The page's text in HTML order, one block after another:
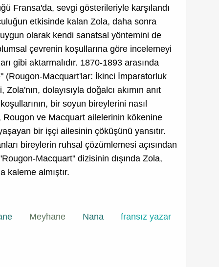
Fransa'da, sevgi gösterileriyle karşılandı
etkisinde kalan Zola, daha sonra
olarak kendi sanatsal yöntemini de
çevrenin koşullarına göre incelemeyi
gibi aktarmalıdır. 1870-1893 arasında
(Rougon-Macquart'lar: İkinci İmparatorluk
dolayısıyla doğalcı akımın anıt
bir soyun bireylerini nasıl
ve Macquart ailelerinin kökenine
bir işçi ailesinin çöküşünü yansıtır.
bireylerin ruhsal çözümlemesi açısından
Macquart" dizisinin dışında Zola,
kaleme almıştır.
Meyhane Nana fransız yazar